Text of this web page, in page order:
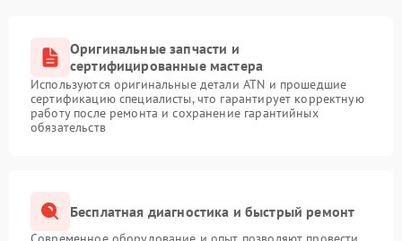
Оригинальные запчасти и
сертифицированные мастера
Используются оригинальные детали ATN и прошедшие
сертификацию специалисты, что гарантирует корректную
работу после ремонта и сохранение гарантийных
обязательств
Бесплатная диагностика и быстрый ремонт